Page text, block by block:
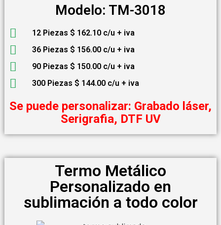
Modelo: TM-3018
12 Piezas $ 162.10 c/u + iva
36 Piezas $ 156.00 c/u + iva
90 Piezas $ 150.00 c/u + iva
300 Piezas $ 144.00 c/u + iva
Se puede personalizar: Grabado láser,
Serigrafia, DTF UV
Termo Metálico
Personalizado en
sublimación a todo color